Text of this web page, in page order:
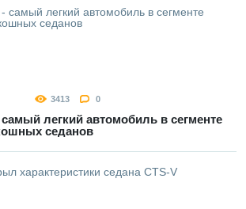
3413 0
легкий автомобиль в сегменте
седанов